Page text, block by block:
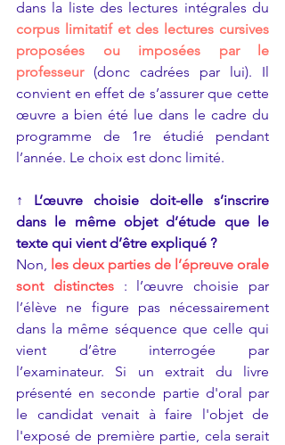
corpus limitatif et des lectures cursives
proposées ou imposées par le
professeur
(donc cadrées par lui). Il
convient en effet de s’assurer que cette
œuvre a bien été lue dans le cadre du
programme de 1re étudié pendant
l’année. Le choix est donc limité.
↑ L’œuvre choisie doit-elle s’inscrire
dans le même objet d’étude que le
texte qui vient d’être expliqué ?
Non, les deux parties de l’épreuve orale
sont distinctes : l’œuvre choisie par
l’élève ne figure pas nécessairement
dans la même séquence que celle qui
vient d’être interrogée par
l’examinateur. Si un extrait du livre
présenté en seconde partie d'oral par
le candidat venait à faire l'objet de
l'exposé de première partie, cela serait